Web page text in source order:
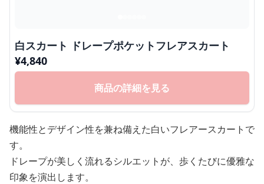
白スカート ドレープポケットフレアスカート
¥4,840
商品の詳細を見る
機能性とデザイン性を兼ね備えた白いフレアースカートで
す。
ドレープが美しく流れるシルエットが、歩くたびに優雅な
印象を演出します。